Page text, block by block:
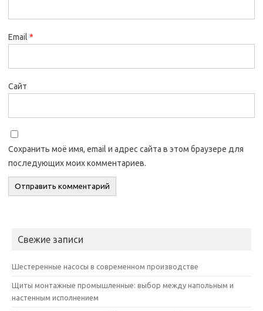
Email *
Сайт
Сохранить моё имя, email и адрес сайта в этом браузере для
последующих моих комментариев.
Свежие записи
Шестеренные насосы в современном производстве
Щиты монтажные промышленные: выбор между напольным и
настенным исполнением